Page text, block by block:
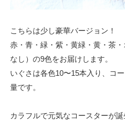
こちらは少し豪華バージョン！
赤・青・緑・紫・黄緑・黄・茶
なし）の9色をお届けします。
いぐさは各色10〜15本入り、コ
量です。
カラフルで元気なコースターが誕